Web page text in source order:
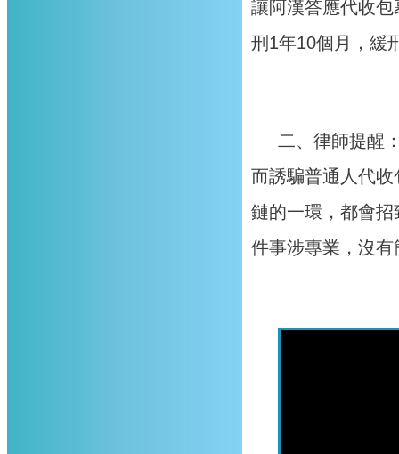
讓阿漢答應代收
刑1年10個月，緩
二、律師提醒
而誘騙普通人代
鏈的一環，都會
件事涉專業，沒